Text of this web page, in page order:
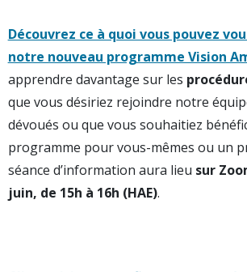
Découvrez ce à quoi vous pouvez
notre nouveau programme Vision
apprendre davantage sur les
que vous désiriez rejoindre notre
dévoués ou que vous souhaitiez
programme pour vous-mêmes ou un
séance d’information aura lieu sur
juin, de 15h à 16h (HAE).